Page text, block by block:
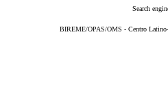
Search
BIREME/OPAS/OMS - Centro Latino-